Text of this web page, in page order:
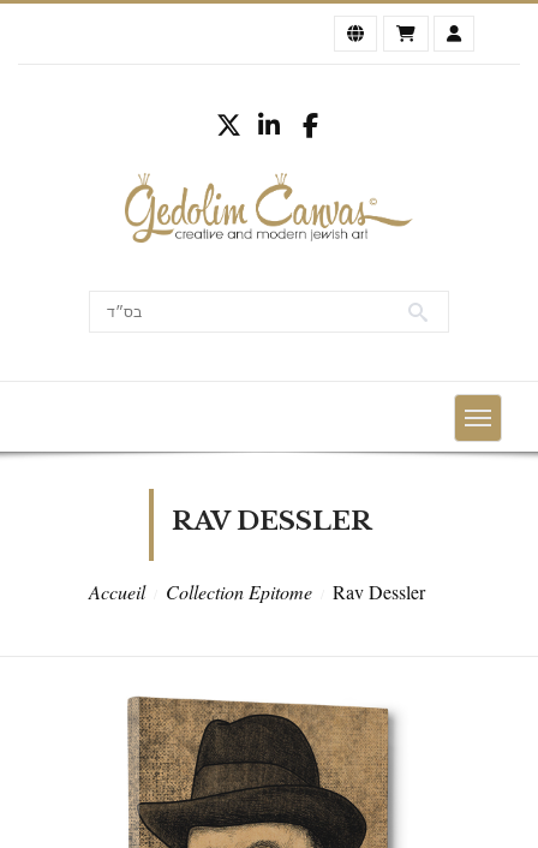
RAV DESSLER
Accueil Collection Epitome Rav Dessler